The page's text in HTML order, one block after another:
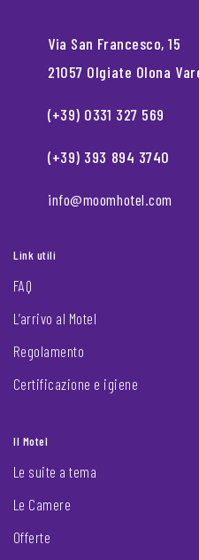
Via San Francesco, 15
21057 Olgiate Olona
(+39) 0331 327 569
(+39) 393 894 3740
info@moomhotel.com
Link utili
FAQ
L’arrivo al Motel
Regolamento
Certificazione e igiene
Il Motel
Le suite a tema
Le Camere
Offerte